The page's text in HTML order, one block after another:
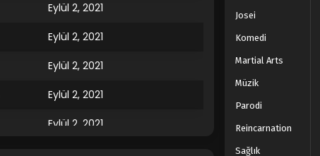
Eylül 2, 2021
Eylül 2, 2021
Eylül 2, 2021
Eylül 2, 2021
Eylül 2, 2021
Josei
Komedi
Martial Arts
Müzik
Parodi
Reincarnation
Sağlık